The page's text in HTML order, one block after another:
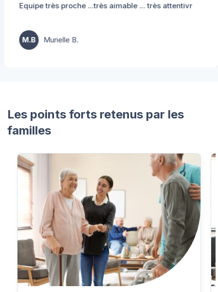
Equipe très proche ...très aimable ... très attentivr
M.B Murielle B.
Les points forts retenus par les
familles